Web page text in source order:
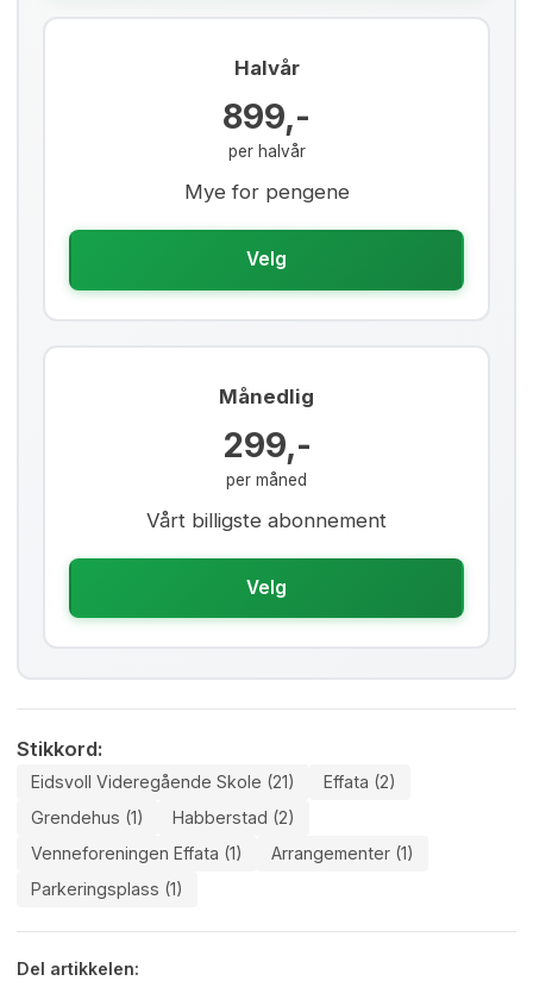
Halvår
899,-
per halvår
Mye for pengene
Velg
Månedlig
299,-
per måned
Vårt billigste abonnement
Velg
Stikkord:
Eidsvoll Videregående Skole (21)
Effata (2)
Grendehus (1)
Habberstad (2)
Venneforeningen Effata (1)
Arrangementer (1)
Parkeringsplass (1)
Del artikkelen: